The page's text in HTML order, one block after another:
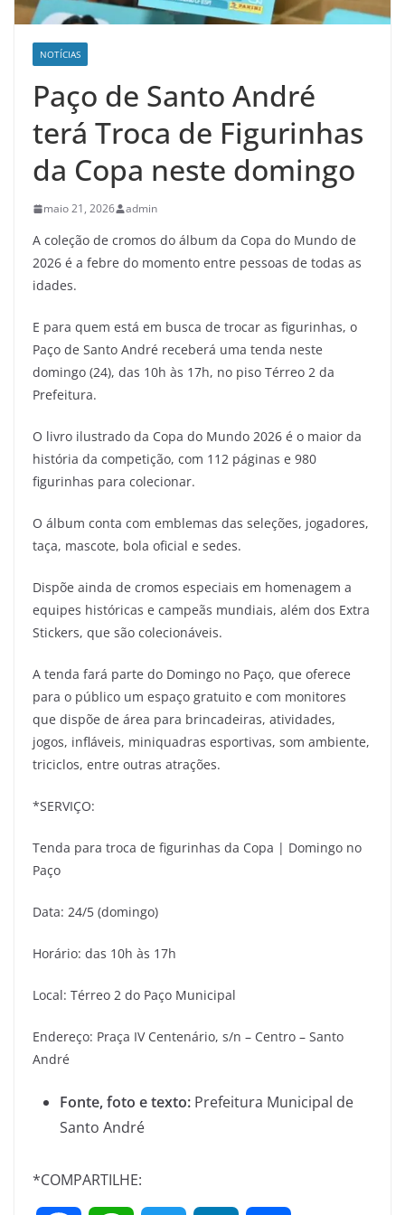
NOTÍCIAS
Paço de Santo André
terá Troca de Figurinhas
da Copa neste domingo
maio 21, 2026 admin
A coleção de cromos do álbum da Copa do Mundo de
2026 é a febre do momento entre pessoas de todas as
idades.
E para quem está em busca de trocar as figurinhas, o
Paço de Santo André receberá uma tenda neste
domingo (24), das 10h às 17h, no piso Térreo 2 da
Prefeitura.
O livro ilustrado da Copa do Mundo 2026 é o maior da
história da competição, com 112 páginas e 980
figurinhas para colecionar.
O álbum conta com emblemas das seleções, jogadores,
taça, mascote, bola oficial e sedes.
Dispõe ainda de cromos especiais em homenagem a
equipes históricas e campeãs mundiais, além dos Extra
Stickers, que são colecionáveis.
A tenda fará parte do Domingo no Paço, que oferece
para o público um espaço gratuito e com monitores
que dispõe de área para brincadeiras, atividades,
jogos, infláveis, miniquadras esportivas, som ambiente,
triciclos, entre outras atrações.
*SERVIÇO:
Tenda para troca de figurinhas da Copa | Domingo no
Paço
Data: 24/5 (domingo)
Horário: das 10h às 17h
Local: Térreo 2 do Paço Municipal
Endereço: Praça IV Centenário, s/n – Centro – Santo
André
Fonte, foto e texto: Prefeitura Municipal de
Santo André
*COMPARTILHE: